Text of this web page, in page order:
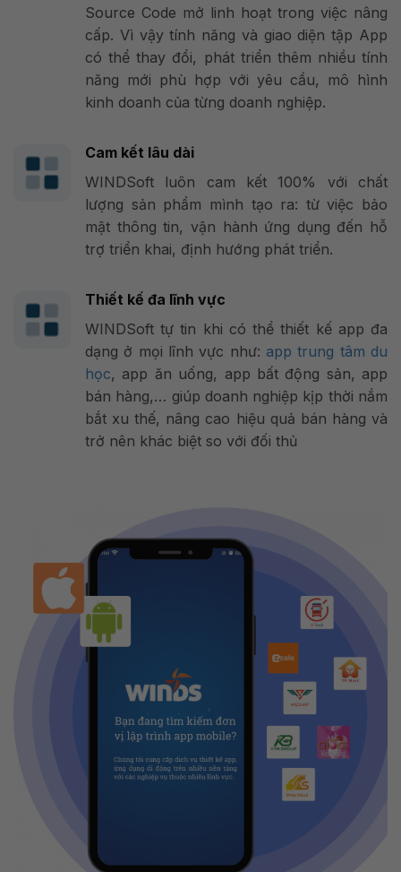
Source Code mở linh hoạt trong việc nâng
cấp. Vì vậy tính năng và giao diện tập App
có thể thay đổi, phát triển thêm nhiều tính
năng mới phù hợp với yêu cầu, mô hình
kinh doanh của từng doanh nghiệp.
Cam kết lâu dài
WINDSoft luôn cam kết 100% với chất
lượng sản phẩm mình tạo ra: từ việc bảo
mật thông tin, vận hành ứng dụng đến hỗ
trợ triển khai, định hướng phát triển.
Thiết kế đa lĩnh vực
WINDSoft tự tin khi có thể thiết kế app đa
dạng ở mọi lĩnh vực như: app trung tâm du
học, app ăn uống, app bất động sản, app
bán hàng,… giúp doanh nghiệp kịp thời nắm
bắt xu thế, nâng cao hiệu quả bán hàng và
trở nên khác biệt so với đối thủ